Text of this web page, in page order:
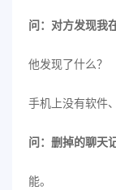
问：对方发现我
他发现了什么？
手机上没有软件
问：删掉的聊天
能。